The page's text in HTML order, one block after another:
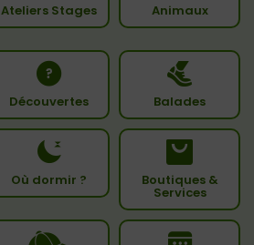
Ateliers Stages Animaux
Découvertes Balades
Où dormir ? Boutiques &
Services